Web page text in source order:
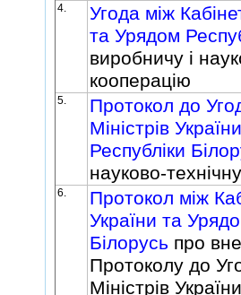
4.
Угода мiж
та Урядом
виробничу i
кооперацiю
5.
Протокол до
Мiнiстрiв
Республiки
науково-
6.
Протокол мiж
України та
Бiлорусь про
Протоколу до
Мiнiстрiв